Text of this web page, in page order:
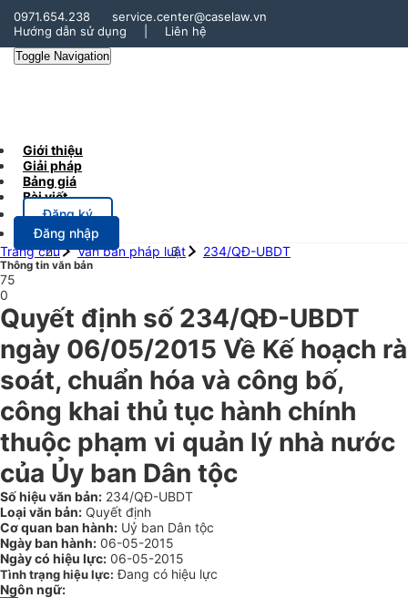
0971.654.238
service.center@caselaw.vn
Hướng dẫn sử dụng
Liên hệ
Toggle Navigation
Giới thiệu
Giải pháp
Bảng giá
Bài viết
Đăng ký
Đăng nhập
Trang chủ
Văn bản pháp luật 234/QĐ-UBDT
Thông tin văn bản
75
0
Quyết định số 234/QĐ-UBDT
ngày 06/05/2015 Về Kế hoạch rà
soát, chuẩn hóa và công bố,
công khai thủ tục hành chính
thuộc phạm vi quản lý nhà nước
của Ủy ban Dân tộc
Số hiệu văn bản: 234/QĐ-UBDT
Loại văn bản: Quyết định
Cơ quan ban hành: Uỷ ban Dân tộc
Ngày ban hành: 06-05-2015
Ngày có hiệu lực: 06-05-2015
Tình trạng hiệu lực: Đang có hiệu lực
Ngôn ngữ: